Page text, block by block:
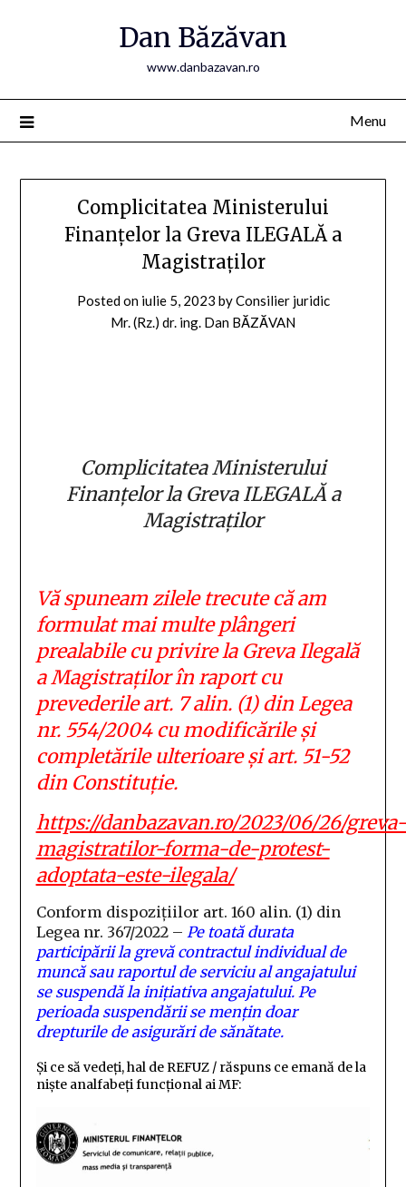
Dan Băzăvan
www.danbazavan.ro
Menu
Complicitatea Ministerului
Finanțelor la Greva ILEGALĂ a
Magistraților
Posted on iulie 5, 2023 byConsilier juridic
Mr. (Rz.) dr. ing. Dan BĂZĂVAN
Complicitatea Ministerului
Finanțelor la Greva ILEGALĂ a
Magistraților
Vă spuneam zilele trecute că am
formulat mai multe plângeri
prealabile cu privire la Greva Ilegală
a Magistraților în raport cu
prevederile art. 7 alin. (1) din Legea
nr. 554/2004 cu modificările și
completările ulterioare și art. 51-52
din Constituție.
https://danbazavan.ro/2023/06/26/greva-
magistratilor-forma-de-protest-
adoptata-este-ilegala/
Conform dispozițiilor art. 160 alin. (1) din
Legea nr. 367/2022 – Pe toată durata
participării la grevă contractul individual de
muncă sau raportul de serviciu al angajatului
se suspendă la inițiativa angajatului. Pe
perioada suspendării se mențin doar
drepturile de asigurări de sănătate.
Și ce să vedeți, hal de REFUZ / răspuns ce emană de la
niște analfabeți funcțional ai MF: